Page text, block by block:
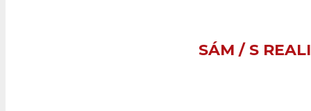
SÁM / S